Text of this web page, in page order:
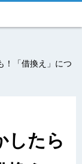
！「借換え」につ
したら